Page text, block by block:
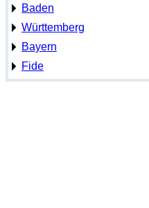
Baden
Württemberg
Bayern
Fide